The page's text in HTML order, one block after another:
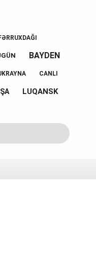
BAYDEN
CANLI
LUQANSK